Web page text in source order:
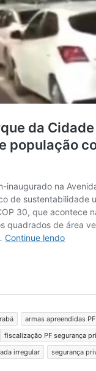
armas apreendidas PF
fiscalização PF segurança
irregular segurança